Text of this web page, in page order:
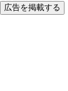
広告を掲載する